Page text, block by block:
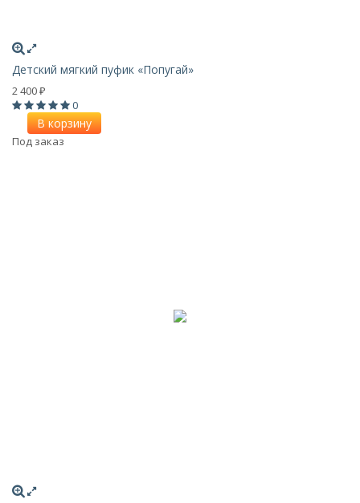
Детский мягкий пуфик «Попугай»
2 400 ₽
0
В корзину
Под заказ